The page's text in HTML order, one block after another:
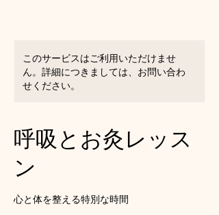
このサービスはご利用いただけませ
ん。詳細につきましては、お問い合わ
せください。
呼吸とお灸レッス
ン
心と体を整える特別な時間